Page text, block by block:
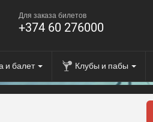
Для заказа билетов
+374 60 276000
и балет Клубы и пабы